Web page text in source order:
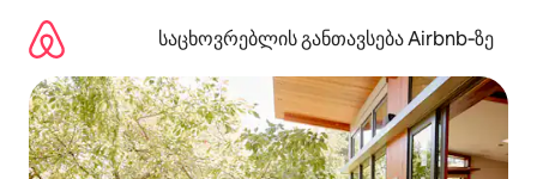
გადასვლა
საცხოვრებლის განთავსება Airbnb‑ზე